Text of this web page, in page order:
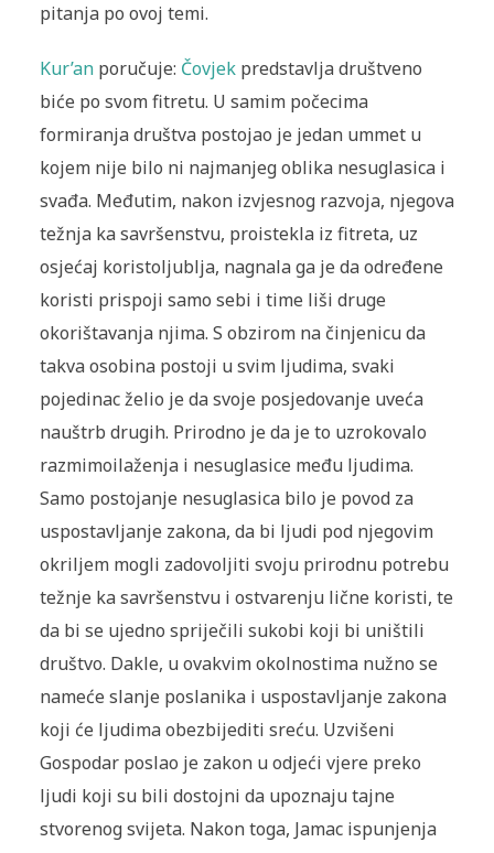
pitanja po ovoj temi.
Kur’anporučuje: Čovjekpredstavlja društveno
biće po svom fitretu. U samim počecima
formiranja društva postojao je jedan ummet u
kojem nije bilo ni najmanjeg oblika nesuglasica i
svađa. Međutim, nakon izvjesnog razvoja, njegova
težnja ka savršenstvu, proistekla iz fitreta, uz
osjećaj koristoljublja, nagnala ga je da određene
koristi prispoji samo sebi i time liši druge
okorištavanja njima. S obzirom na činjenicu da
takva osobina postoji u svim lju­dima, svaki
pojedinac želio je da svoje posjedovanje uveća
nauštrb drugih. Prirodno je da je to uzrokovalo
razmimoilaženja i nesug­lasice među ljudima.
Samo postojanje nesuglasica bilo je povod za
uspostavljanje zakona, da bi ljudi pod njegovim
okriljem mogli zadovoljiti svoju prirodnu potrebu
težnje ka savršenstvu i ost­varenju lične koristi, te
da bi se ujedno spriječili sukobi koji bi uništili
društvo. Dakle, u ovakvim okolnostima nužno se
nameće slanje poslanika i uspostavljanje zakona
koji će ljudima obezbi­jediti sreću. Uzvišeni
Gospodar poslao je zakon u odjeći vjere preko
ljudi koji su bili dostojni da upoznaju tajne
stvorenog svijeta. Nakon toga, Jamac ispunjenja